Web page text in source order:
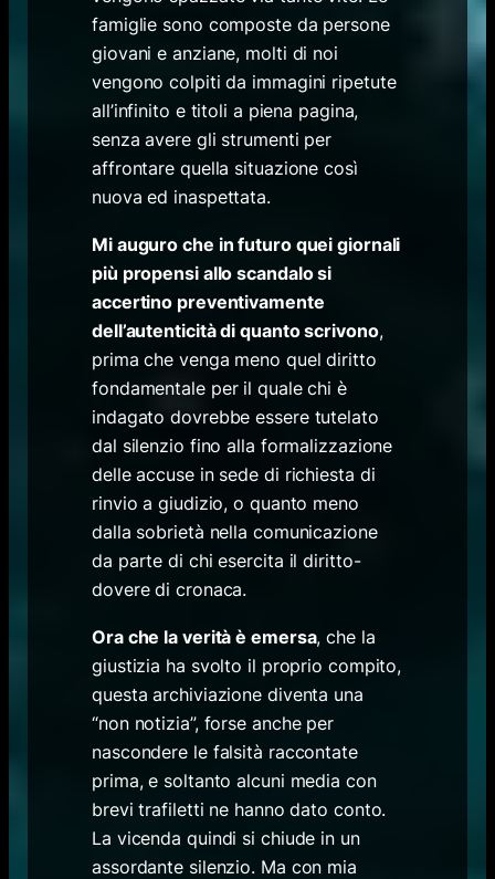
famiglie sono composte da persone
giovani e anziane, molti di noi
vengono colpiti da immagini ripetute
all’infinito e titoli a piena pagina,
senza avere gli strumenti per
affrontare quella situazione così
nuova ed inaspettata.
Mi auguro che in futuro quei giornali
più propensi allo scandalo si
accertino preventivamente
dell’autenticità di quanto scrivono,
prima che venga meno quel diritto
fondamentale per il quale chi è
indagato dovrebbe essere tutelato
dal silenzio fino alla formalizzazione
delle accuse in sede di richiesta di
rinvio a giudizio, o quanto meno
dalla sobrietà nella comunicazione
da parte di chi esercita il diritto-
dovere di cronaca.
Ora che la verità è emersa, che la
giustizia ha svolto il proprio compito,
questa archiviazione diventa una
“non notizia”, forse anche per
nascondere le falsità raccontate
prima, e soltanto alcuni media con
brevi trafiletti ne hanno dato conto.
La vicenda quindi si chiude in un
assordante silenzio. Ma con mia